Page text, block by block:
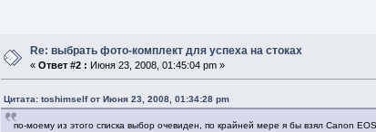
Re: выбрать фото-комплект для успеха на стоках
«Ответ #2 : Июня 23, 2008, 01:45:04 pm »
Цитата: toshimself от Июня 23, 2008, 01:34:28 pm
по-моему из этого списка выбор очевиден, по крайней мере я бы взял Canon